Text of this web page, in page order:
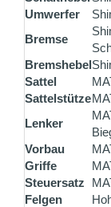
Umwerfer
Bremse
Bremshebel
Sattel
Sattelstütze
Lenker
Vorbau
Griffe
Steuersatz
Felgen